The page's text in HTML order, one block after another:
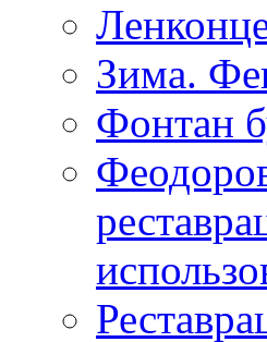
Зима.
Фонтан